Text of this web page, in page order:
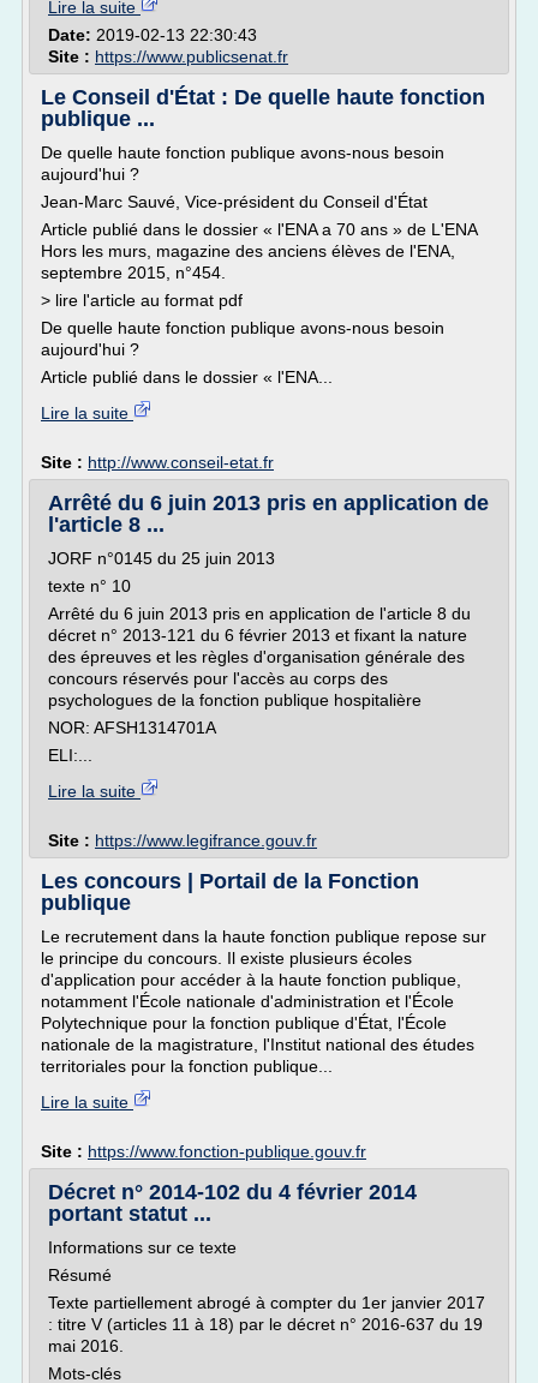
Lire la suite
Date: 2019-02-13 22:30:43
Site : https://www.publicsenat.fr
Le Conseil d'État : De quelle haute fonction
publique ...
De quelle haute fonction publique avons-nous besoin
aujourd'hui ?
Jean-Marc Sauvé, Vice-président du Conseil d'État
Article publié dans le dossier « l'ENA a 70 ans » de L'ENA
Hors les murs, magazine des anciens élèves de l'ENA,
septembre 2015, n°454.
> lire l'article au format pdf
De quelle haute fonction publique avons-nous besoin
aujourd'hui ?
Article publié dans le dossier « l'ENA...
Lire la suite
Site : http://www.conseil-etat.fr
Arrêté du 6 juin 2013 pris en application de
l'article 8 ...
JORF n°0145 du 25 juin 2013
texte n° 10
Arrêté du 6 juin 2013 pris en application de l'article 8 du
décret n° 2013-121 du 6 février 2013 et fixant la nature
des épreuves et les règles d'organisation générale des
concours réservés pour l'accès au corps des
psychologues de la fonction publique hospitalière
NOR: AFSH1314701A
ELI:...
Lire la suite
Site : https://www.legifrance.gouv.fr
Les concours | Portail de la Fonction
publique
Le recrutement dans la haute fonction publique repose sur
le principe du concours. Il existe plusieurs écoles
d'application pour accéder à la haute fonction publique,
notamment l'École nationale d'administration et l'École
Polytechnique pour la fonction publique d'État, l'École
nationale de la magistrature, l'Institut national des études
territoriales pour la fonction publique...
Lire la suite
Site : https://www.fonction-publique.gouv.fr
Décret n° 2014-102 du 4 février 2014
portant statut ...
Informations sur ce texte
Résumé
Texte partiellement abrogé à compter du 1er janvier 2017
: titre V (articles 11 à 18) par le décret n° 2016-637 du 19
mai 2016.
Mots-clés